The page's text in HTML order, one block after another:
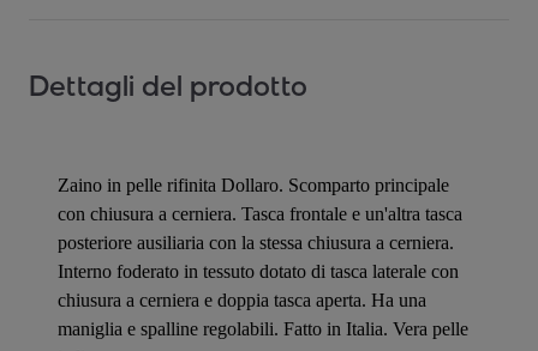
Dettagli del prodotto
Zaino in pelle rifinita Dollaro. Scomparto principale
con chiusura a cerniera. Tasca frontale e un'altra tasca
posteriore ausiliaria con la stessa chiusura a cerniera.
Interno foderato in tessuto dotato di tasca laterale con
chiusura a cerniera e doppia tasca aperta. Ha una
maniglia e spalline regolabili. Fatto in Italia. Vera pelle